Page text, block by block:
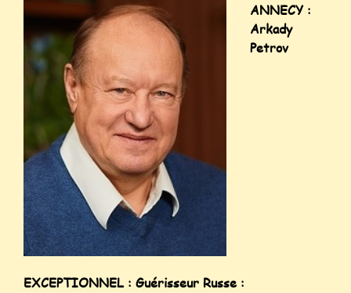
ANNECY :
Arkady
Petrov
EXCEPTIONNEL : Guérisseur Russe :